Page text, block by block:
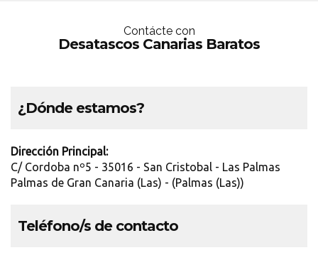
Contácte con
Desatascos Canarias Baratos
¿Dónde estamos?
Dirección Principal:
C/ Cordoba nº5 - 35016 - San Cristobal - Las Palmas
Palmas de Gran Canaria (Las) - (Palmas (Las))
Teléfono/s de contacto